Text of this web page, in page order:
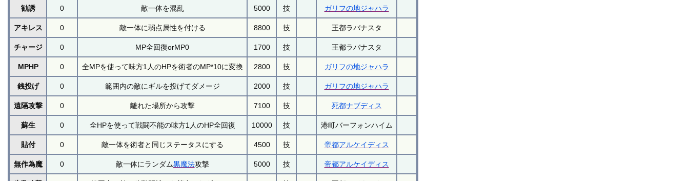
勧誘 0 敵一体を混乱 5000 技 ガリフの地ジャハラ
アキレス 0 敵一体に弱点属性を付ける 8800 技 王都ラバナスタ
チャージ 0 MP全回復orMP0 1700 技 王都ラバナスタ
MPHP 0 全MPを使って味方1人のHPを術者のMP*10に変換 2800 技 ガリフの地ジャハラ
銭投げ 0 範囲内の敵にギルを投げてダメージ 2000 技 ガリフの地ジャハラ
遠隔攻撃 0 離れた場所から攻撃 7100 技 死都ナブディス
蘇生 0 全HPを使って戦闘不能の味方1人のHP全回復 10000 技 港町バーフォンハイム
貼付 0 敵一体を術者と同じステータスにする 4500 技 帝都アルケイディス
無作為魔 0 敵一体にランダム黒魔法攻撃 5000 技 帝都アルケイディス